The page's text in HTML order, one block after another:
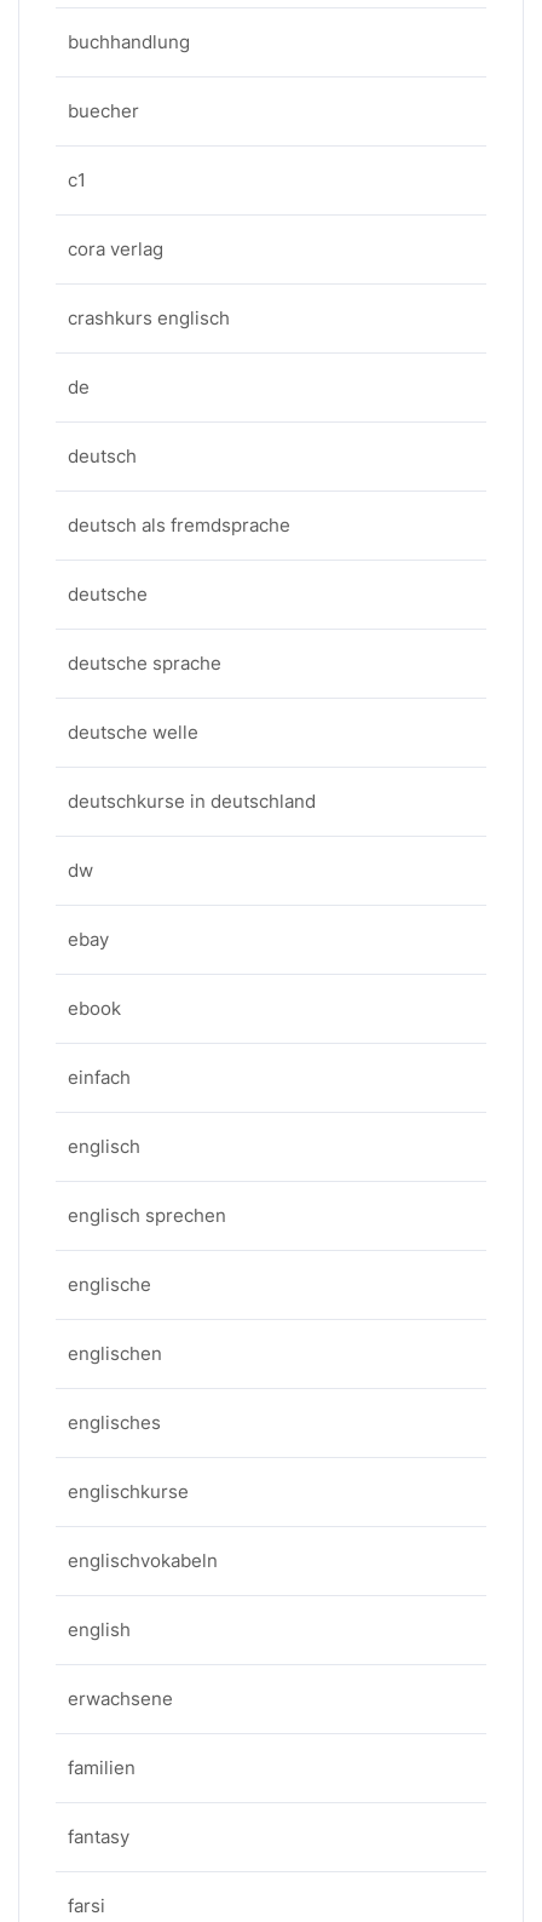
buchhandlung
buecher
c1
cora verlag
crashkurs englisch
de
deutsch
deutsch als fremdsprache
deutsche
deutsche sprache
deutsche welle
deutschkurse in deutschland
dw
ebay
ebook
einfach
englisch
englisch sprechen
englische
englischen
englisches
englischkurse
englischvokabeln
english
erwachsene
familien
fantasy
farsi